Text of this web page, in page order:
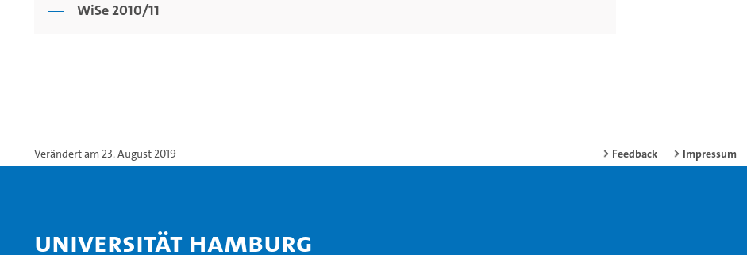
WiSe 2010/11
Verändert am 23. August 2019 Feedback Impressum
Universität Hamburg